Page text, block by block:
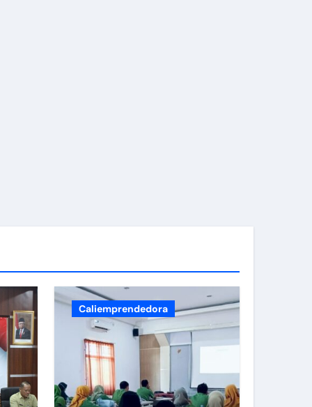
se-Kab Klaten
Klaten Tahun 2025
Tahun 2025
Prambanan.
Caliemprendedora